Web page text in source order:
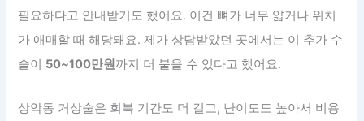
필요하다고 안내받기도 했어요. 이건 뼈가 너무 얇거나 위치
가 애매할 때 해당돼요. 제가 상담받았던 곳에서는 이 추가 수
술이 50~100만원까지 더 붙을 수 있다고 했어요.
상악동 거상술은 회복 기간도 더 길고, 난이도도 높아서 비용